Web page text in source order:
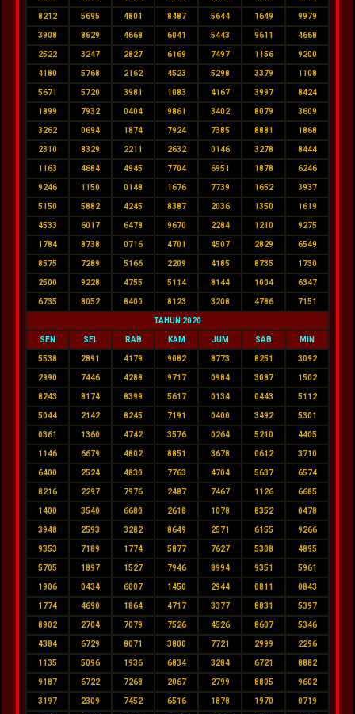
8212 5695 4801 8487 5644 1649 9979
3908 8629 4668 6041 5443 9611 4668
2522 3247 2827 6169 7497 1156 9200
4180 5768 2162 4523 5298 3379 1108
5671 5720 3981 1083 4167 3997 8424
1899 7932 0404 9861 3402 8079 3609
3262 0694 1874 7924 7385 8881 1868
2310 8329 2211 2632 0146 3278 8444
1163 4684 4945 7704 6951 1878 6246
9246 1150 0148 1676 7739 1652 3937
5150 5882 4245 8387 2036 1350 1619
4533 6017 6478 9670 2284 1210 9275
1784 8738 0716 4701 4507 2829 6549
8575 7289 5166 2209 4185 8735 1730
2500 9228 4755 5114 8144 1004 6347
6735 8052 8400 8123 3208 4786 7151
TAHUN 2020
SEN SEL RAB KAM JUM SAB MIN
5538 2891 4179 9082 8773 8251 3092
2990 7446 4288 9717 0984 3087 1502
8243 8174 8399 5617 0134 0443 5112
5044 2142 8245 7191 0400 3492 5301
0361 1360 4742 3576 0264 5210 4405
1146 6679 4802 8851 3678 0612 3710
6400 2524 4830 7763 4704 5637 6574
8216 2297 7976 2487 7467 1126 6685
1400 3540 6680 2618 1078 8352 0478
3948 2593 3282 8649 2571 6155 9266
9353 7189 1774 5877 7627 5308 4895
5705 1897 1527 7946 8994 9351 5961
1906 0434 6007 1450 2944 0811 0843
1774 4690 1864 4717 3377 8831 5397
8902 2704 7079 7526 4526 8607 5346
4384 6729 8071 3800 7721 2999 2296
1135 5096 1936 6834 3284 6721 8882
9187 6722 7268 2067 2799 8805 9602
3197 2309 7452 6516 1878 1970 0719